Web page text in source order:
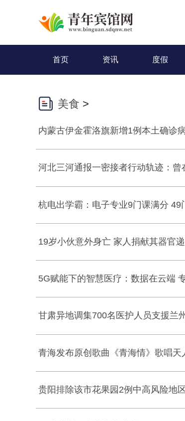
首页 资讯 度假
美食 >
内蒙古伊金霍洛旗新增1例本土确诊
河北三河通报一密接者行动轨迹：
杭电出学霸：电子专业9门课满分 49
19岁小伙意外身亡 家人捐献其器官
5G赋能下的智慧医疗：数据在云端
甘肃异地调集700名医护人员支援兰州
青海发布原创歌曲《青海情》歌唱天
贵阳排除该市花果园2例中高风险地